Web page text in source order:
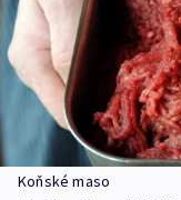
Koňské maso